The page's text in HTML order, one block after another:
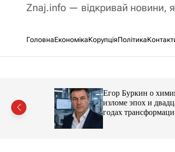
Znaj.info — відкривай новини,
ГоловнаЕкономікаКорупціяПолітика
із
Егор Буркин о химии
изломе эпох и двадцати
годах трансформации